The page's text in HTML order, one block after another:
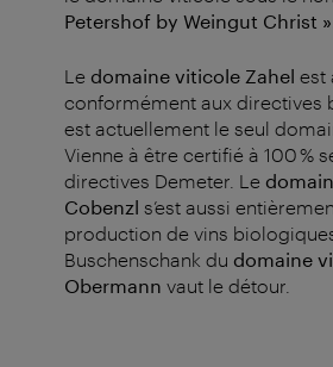
Petershof by Weingut Christ ».
Le domaine viticole Zahel est
conformément aux directives
est actuellement le seul
Vienne à être certifié à 100 %
directives Demeter. Le
Cobenzl s’est aussi
production de vins
Buschenschank du domaine
Obermann vaut le détour.